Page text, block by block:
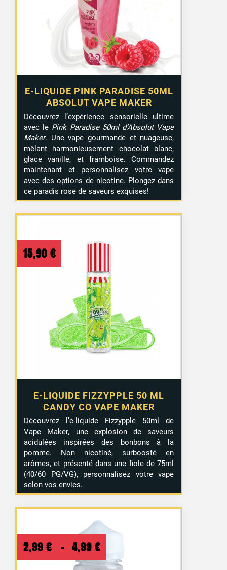
E-LIQUIDE PINK PARADISE 50ML
ABSOLUT VAPE MAKER
Découvrez l’expérience sensorielle ultime
avec le Pink Paradise 50ml d’Absolut Vape
Maker. Une vape gourmande et nuageuse,
mêlant harmonieusement chocolat blanc,
glace vanille, et framboise. Commandez
maintenant et personnalisez votre vape
avec des options de nicotine. Plongez dans
ce paradis rose de saveurs exquises!
E-LIQUIDE FIZZYPPLE 50 ML
CANDY CO VAPE MAKER
15,90 €
Découvrez l’e-liquide Fizzypple 50ml de
Vape Maker, une explosion de saveurs
acidulées inspirées des bonbons à la
pomme. Non nicotiné, surboosté en
arômes, et présenté dans une fiole de 75ml
(40/60 PG/VG), personnalisez votre vape
selon vos envies.
2,99 € – 4,99 €
de